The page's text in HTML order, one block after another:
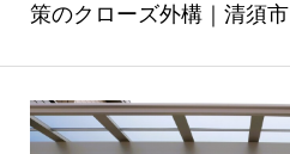
策のクローズ外構｜清須市